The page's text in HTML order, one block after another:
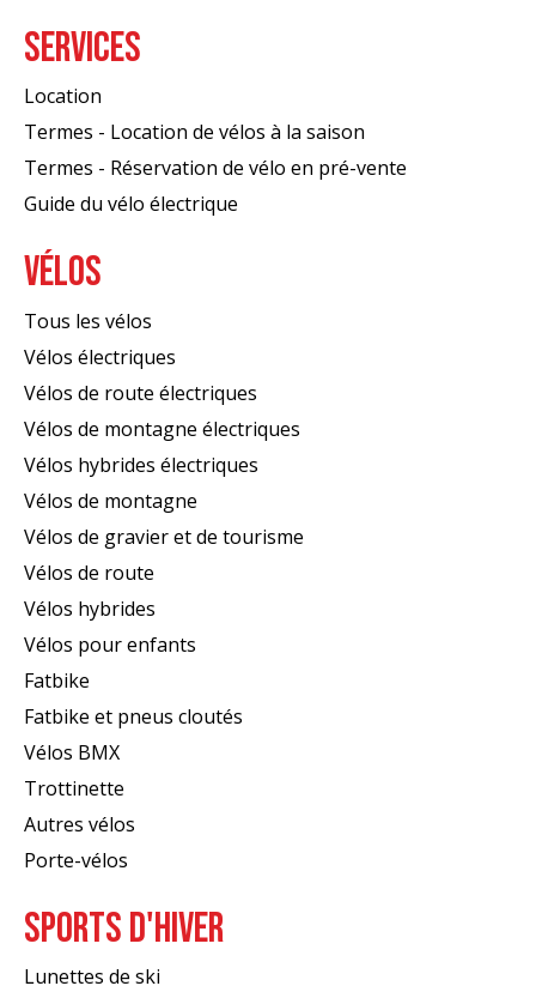
SERVICES
Location
Termes - Location de vélos à la saison
Termes - Réservation de vélo en pré-vente
Guide du vélo électrique
VÉLOS
Tous les vélos
Vélos électriques
Vélos de route électriques
Vélos de montagne électriques
Vélos hybrides électriques
Vélos de montagne
Vélos de gravier et de tourisme
Vélos de route
Vélos hybrides
Vélos pour enfants
Fatbike
Fatbike et pneus cloutés
Vélos BMX
Trottinette
Autres vélos
Porte-vélos
SPORTS D'HIVER
Lunettes de ski